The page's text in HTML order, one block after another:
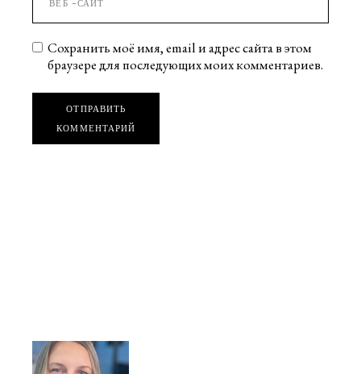
Сохранить моё имя, email и адрес сайта в этом
браузере для последующих моих комментариев.
ОТПРАВИТЬ
КОММЕНТАРИЙ